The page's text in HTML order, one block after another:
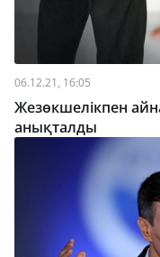
06.12.21, 16:05
Жезөкшелікпен
анықталды